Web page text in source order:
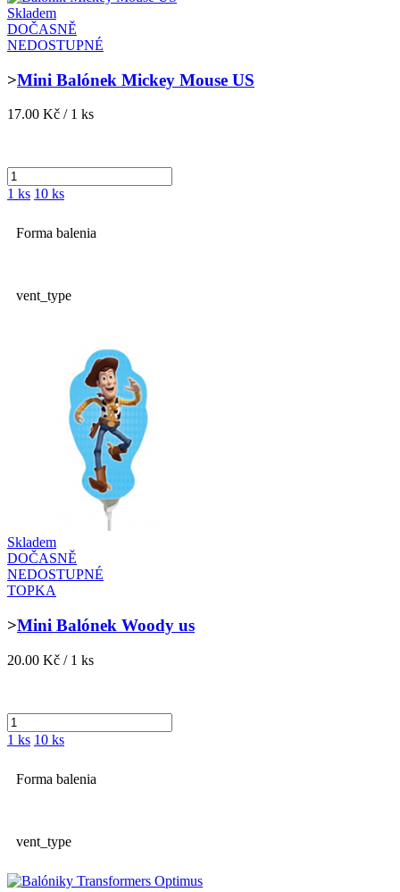
Skladem
DOČASNĚ
NEDOSTUPNÉ
>Mini Balónek Mickey Mouse US
17.00 Kč / 1 ks
1 ks 10 ks
Forma balenia
vent_type
Skladem
DOČASNĚ
NEDOSTUPNÉ
TOPKA
>Mini Balónek Woody us
20.00 Kč / 1 ks
1 ks 10 ks
Forma balenia
vent_type